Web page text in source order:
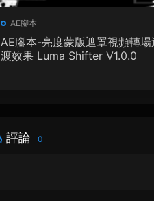
AE腳本
AE腳本-亮度蒙版遮罩視頻轉場
渡效果 Luma Shifter V1.0.0
評論 0